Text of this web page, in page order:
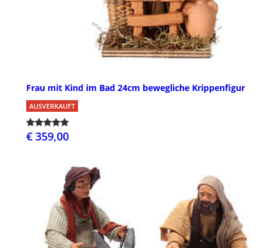
Frau mit Kind im Bad 24cm bewegliche Krippenfigur
AUSVERKAUFT
€ 359,00